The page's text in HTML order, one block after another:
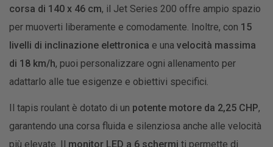
corsa di 140 x 46 cm, il Jet Series 200 offre ampio spazio
per muoverti liberamente e comodamente. Inoltre, con 15
livelli di inclinazione elettronica e una velocità massima
di 18 km/h, puoi personalizzare ogni allenamento per
adattarlo alle tue esigenze e obiettivi specifici.
Il tapis roulant è dotato di un potente motore da 2,25 CHP,
garantendo una corsa fluida e silenziosa anche alle velocità
più elevate. Il monitor LED a 6 schermi ti permette di